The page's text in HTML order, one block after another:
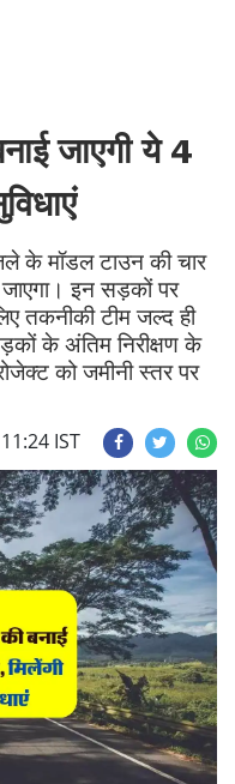
जाएगी ये 4
के मॉडल टाउन की चार
इन सड़कों पर
तकनीकी टीम जल्द ही
के अंतिम निरीक्षण के
को जमीनी स्तर पर
IST